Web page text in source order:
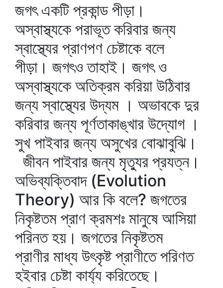
জগৎ একটি প্রকান্ড পীড়া।
অস্বাস্থ্যকে পরাভূত করিবার জন্য
স্বাস্থ্যের প্রাণপণ চেষ্টাকে বলে
পীড়া। জগৎও তাহাই। জগৎ ও
অস্বাস্থ্যকে অতিক্রম করিয়া উঠিবার
জন্য স্বাস্থ্যের উদ্যম । অভাবকে দুর
করিবার জন্য পূর্ণতাকাঙ্খার উদ্যোগ ।
সুখ পাইবার জন্য অসুখের বোঝাবুঝি।
জীবন পাইবার জন্য মৃত্যুর প্রযত্ন।
অভিব্যক্তিবাদ (Evolution
Theory) আর কি বলে? জগতের
নিকৃষ্টতম প্রাণ ক্রমশঃ মানুষে আসিয়া
পরিনত হয়। জগতের নিকৃষ্টতম
প্রাণীর মাধ্য উৎকৃষ্ট প্রাণীতে পরিণত
হইবার চেষ্টা কার্য্য করিতেছে।